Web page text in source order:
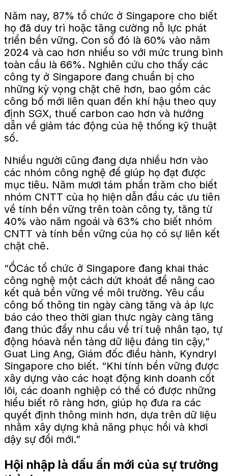
Năm nay, 87% tổ chức ở Singapore cho biết
họ đã duy trì hoặc tăng cường nỗ lực phát
triển bền vững. Con số đó là 60% vào năm
2024 và cao hơn nhiều so với mức trung bình
toàn cầu là 66%. Nghiên cứu cho thấy các
công ty ở Singapore đang chuẩn bị cho
những kỳ vọng chặt chẽ hơn, bao gồm các
công bố mới liên quan đến khí hậu theo quy
định SGX, thuế carbon cao hơn và hướng
dẫn về giảm tác động của hệ thống kỹ thuật
số.
Nhiều người cũng đang dựa nhiều hơn vào
các nhóm công nghệ để giúp họ đạt được
mục tiêu. Năm mươi tám phần trăm cho biết
nhóm CNTT của họ hiện dẫn đầu các ưu tiên
về tính bền vững trên toàn công ty, tăng từ
40% vào năm ngoái và 63% cho biết nhóm
CNTT và tính bền vững của họ có sự liên kết
chặt chẽ.
“ỒCác tổ chức ở Singapore đang khai thác
công nghệ một cách dứt khoát để nâng cao
kết quả bền vững về môi trường. Yêu cầu
công bố thông tin ngày càng tăng và áp lực
báo cáo theo thời gian thực ngày càng tăng
đang thúc đẩy nhu cầu về trí tuệ nhân tạo, tự
động hóavà nền tảng dữ liệu đáng tin cậy,”
Guat Ling Ang, Giám đốc điều hành, Kyndryl
Singapore cho biết. “Khi tính bền vững được
xây dựng vào các hoạt động kinh doanh cốt
lõi, các doanh nghiệp có thể có được những
hiểu biết rõ ràng hơn, giúp họ đưa ra các
quyết định thông minh hơn, dựa trên dữ liệu
nhằm xây dựng khả năng phục hồi và khơi
dậy sự đổi mới.”
Hội nhập là dấu ấn mới của sự trưởng